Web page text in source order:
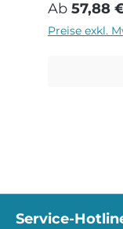
Regulärer
Ab 57,88
Preise exkl.
Service-